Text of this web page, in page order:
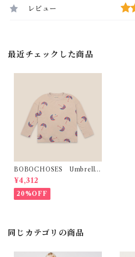
レビュー
最近チェックした商品
BOBOCHOSES Umbrellas
Kids Tee(4-5Y)
¥4,312
20%OFF
同じカテゴリの商品